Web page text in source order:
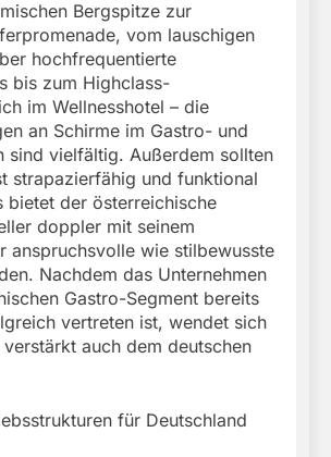
Bergspitze zur
vom lauschigen
hochfrequentierte
bis zum Highclass-
im Wellnesshotel – die
an Schirme im Gastro- und
sind vielfältig. Außerdem sollten
strapazierfähig und funktional
bietet der österreichische
doppler mit seinem
anspruchsvolle wie stilbewusste
Nachdem das Unternehmen
Gastro-Segment bereits
vertreten ist, wendet sich
auch dem deutschen
für Deutschland